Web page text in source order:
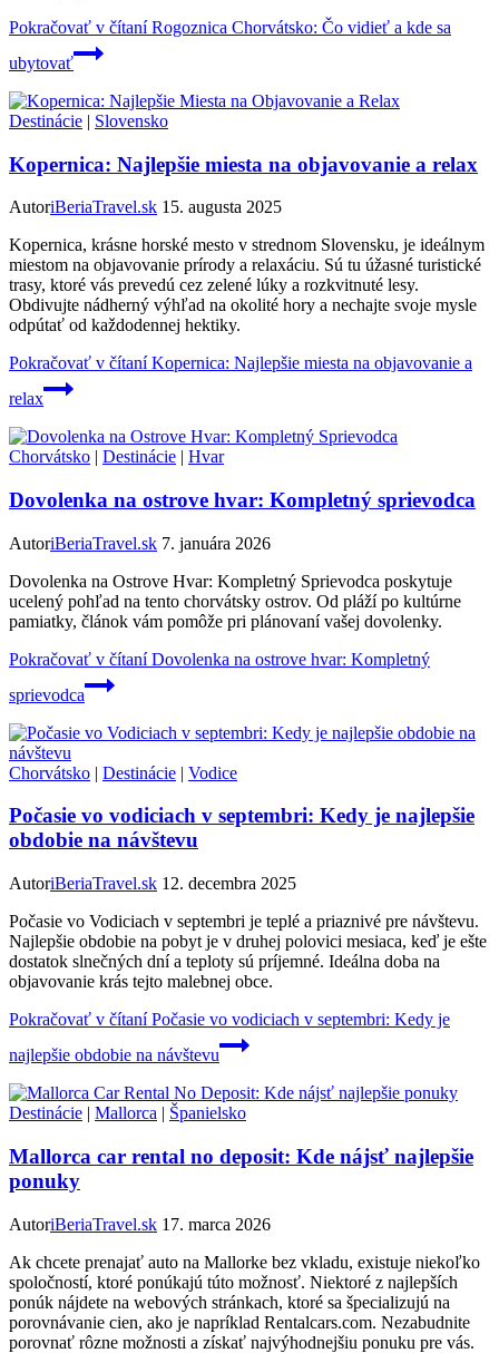
Pokračovať v čítaníRogoznica Chorvátsko: Čo vidieť a kde sa
ubytovať
Destinácie | Slovensko
Kopernica: Najlepšie miesta na objavovanie a relax
AutoriBeriaTravel.sk 15. augusta 2025
Kopernica, krásne horské mesto v strednom Slovensku, je ideálnym
miestom na objavovanie prírody a relaxáciu. Sú tu úžasné turistické
trasy, ktoré vás prevedú cez zelené lúky a rozkvitnuté lesy.
Obdivujte nádherný výhľad na okolité hory a nechajte svoje mysle
odpútať od každodennej hektiky.
Pokračovať v čítaníKopernica: Najlepšie miesta na objavovanie a
relax
Chorvátsko | Destinácie | Hvar
Dovolenka na ostrove hvar: Kompletný sprievodca
AutoriBeriaTravel.sk 7. januára 2026
Dovolenka na Ostrove Hvar: Kompletný Sprievodca poskytuje
ucelený pohľad na tento chorvátsky ostrov. Od pláží po kultúrne
pamiatky, článok vám pomôže pri plánovaní vašej dovolenky.
Pokračovať v čítaníDovolenka na ostrove hvar: Kompletný
sprievodca
Chorvátsko | Destinácie | Vodice
Počasie vo vodiciach v septembri: Kedy je najlepšie
obdobie na návštevu
AutoriBeriaTravel.sk 12. decembra 2025
Počasie vo Vodiciach v septembri je teplé a priaznivé pre návštevu.
Najlepšie obdobie na pobyt je v druhej polovici mesiaca, keď je ešte
dostatok slnečných dní a teploty sú príjemné. Ideálna doba na
objavovanie krás tejto malebnej obce.
Pokračovať v čítaníPočasie vo vodiciach v septembri: Kedy je
najlepšie obdobie na návštevu
Destinácie | Mallorca | Španielsko
Mallorca car rental no deposit: Kde nájsť najlepšie
ponuky
AutoriBeriaTravel.sk 17. marca 2026
Ak chcete prenajať auto na Mallorke bez vkladu, existuje niekoľko
spoločností, ktoré ponúkajú túto možnosť. Niektoré z najlepších
ponúk nájdete na webových stránkach, ktoré sa špecializujú na
porovnávanie cien, ako je napríklad Rentalcars.com. Nezabudnite
porovnať rôzne možnosti a získať najvýhodnejšiu ponuku pre vás.